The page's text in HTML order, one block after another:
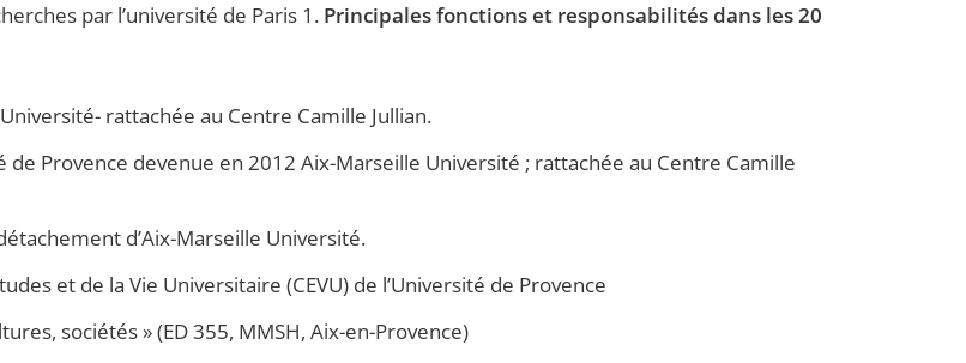
par l’université de Paris 1. Principales fonctions et responsabilités dans les 20
rattachée au Centre Camille Jullian.
de Provence devenue en 2012 Aix-Marseille Université ; rattachée au Centre Camille
d’Aix-Marseille Université.
et de la Vie Universitaire (CEVU) de l’Université de Provence
sociétés » (ED 355, MMSH, Aix-en-Provence)